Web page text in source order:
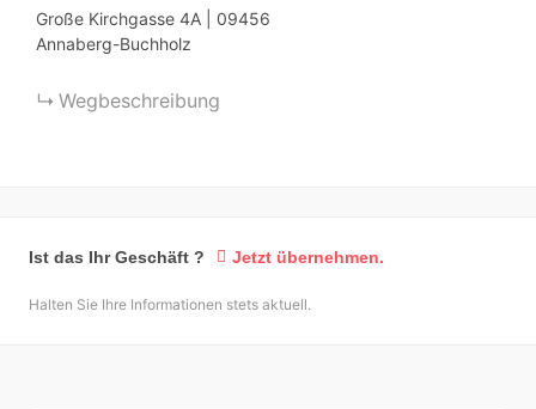
Große Kirchgasse 4A
09456
Annaberg-Buchholz
Wegbeschreibung
Ist das Ihr Geschäft ? Jetzt übernehmen.
Halten Sie Ihre Informationen stets aktuell.